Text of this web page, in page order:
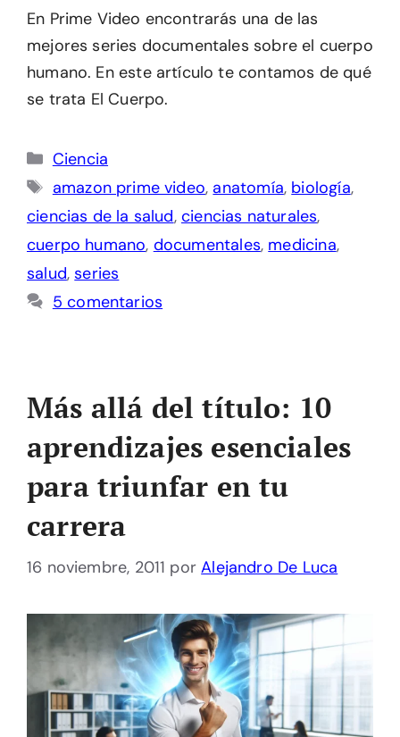
En Prime Video encontrarás una de las
mejores series documentales sobre el cuerpo
humano. En este artículo te contamos de qué
se trata El Cuerpo.
Categorías
Ciencia
Etiquetas
amazon prime video, anatomía, biología,
ciencias de la salud, ciencias naturales,
cuerpo humano, documentales, medicina,
salud,series
5 comentarios
Más allá del título: 10
aprendizajes esenciales
para triunfar en tu
carrera
16 noviembre, 2011 porAlejandro De Luca